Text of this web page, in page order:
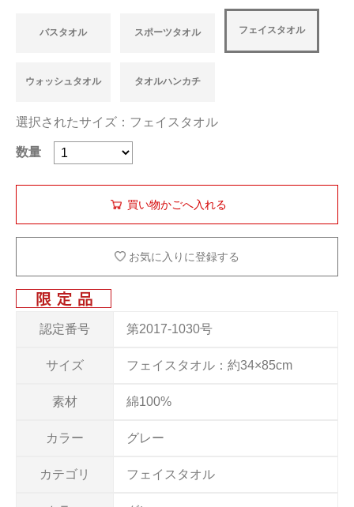
認定番号 第2017-1030号
サイズ フェイスタオル：約34×85cm
素材 綿100%
カラー グレー
カテゴリ フェイスタオル
バスタオル スポーツタオル フェイスタオル
ウォッシュタオル タオルハンカチ
選択されたサイズ：フェイスタオル
数量
お気に入りに登録する